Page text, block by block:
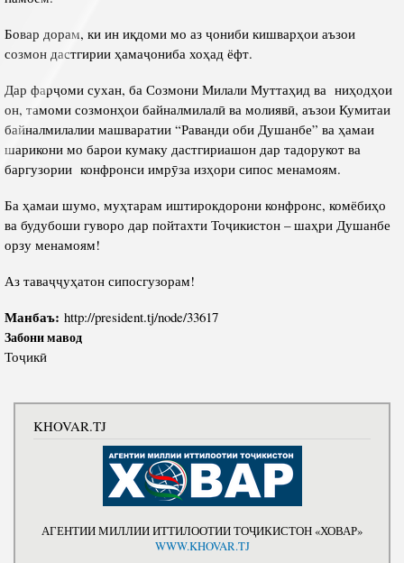
Бовар дорам, ки ин иқдоми мо аз ҷониби кишварҳои аъзои
созмон дастгирии ҳамаҷониба хоҳад ёфт.
Дар фарҷоми сухан, ба Созмони Милали Муттаҳид ва ниҳодҳои
он, тамоми созмонҳои байналмилалӣ ва молиявӣ, аъзои Кумитаи
байналмилалии машваратии “Раванди оби Душанбе” ва ҳамаи
шарикони мо барои кумаку дастгириашон дар тадорукот ва
баргузории конфронси имрӯза изҳори сипос менамоям.
Ба ҳамаи шумо, муҳтарам иштирокдорони конфронс, комёбиҳо
ва будубоши гуворо дар пойтахти Тоҷикистон – шаҳри Душанбе
орзу менамоям!
Аз таваҷҷуҳатон сипосгузорам!
Манбаъ: http://president.tj/node/33617
Забони мавод
Тоҷикӣ
KHOVAR.TJ
АГЕНТИИ МИЛЛИИ ИТТИЛООТИИ ТОҶИКИСТОН «ХОВАР»
WWW.KHOVAR.TJ